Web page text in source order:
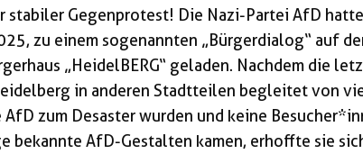
stabiler Gegenprotest! Die Nazi-Partei AfD
zu einem sogenannten „Bürgerdialog“ auf
„HeidelBERG“ geladen. Nachdem die
in anderen Stadtteilen begleitet von
zum Desaster wurden und keine
bekannte AfD-Gestalten kamen, erhoffte sie